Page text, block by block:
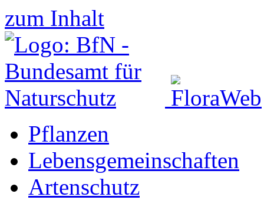
zum Inhalt
Pflanzen
Lebensgemeinschaften
Artenschutz